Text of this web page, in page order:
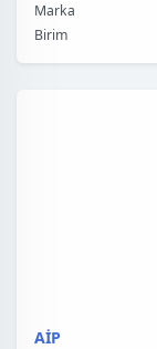
Marka
Birim
AİP